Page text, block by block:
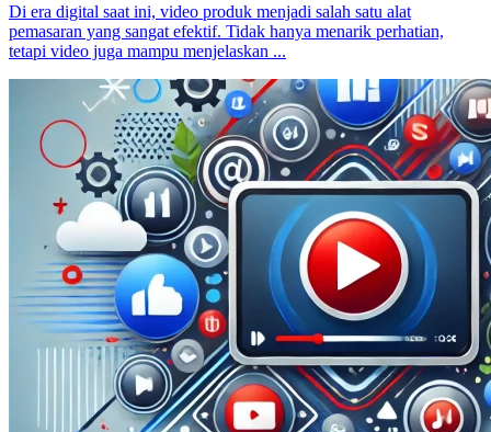
Di era digital saat ini, video produk menjadi salah satu alat
pemasaran yang sangat efektif. Tidak hanya menarik perhatian,
tetapi video juga mampu menjelaskan ...